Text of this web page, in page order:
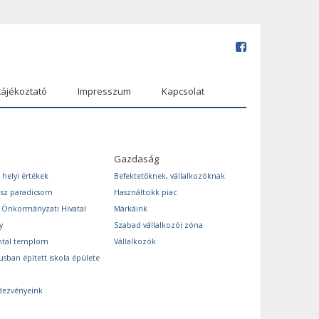
Impresszum Kapcsolat
helyi értékek
paradicsom
Önkormányzati Hivatal
templom
épített iskola épülete
Gazdaság
Befektetőknek, vállalkozóknak
Használtcikk piac
Márkáink
Szabad vállalkozói zóna
Vállalkozók